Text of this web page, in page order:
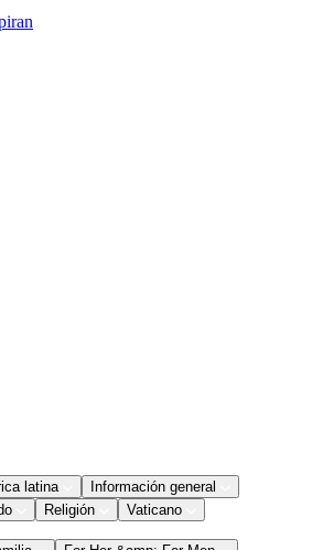
latina
Información general
Religión Vaticano